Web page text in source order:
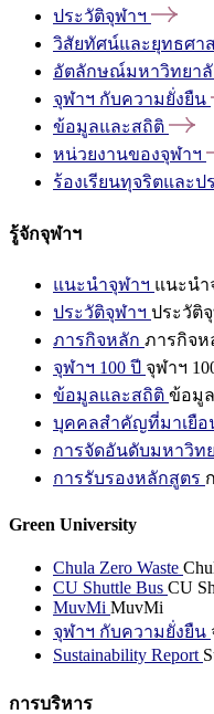
ประวัติจุฬาฯ
วิสัยทัศน์และยุทธศา
อัตลักษณ์มหาวิทยาลั
จุฬาฯ กับความยั่งยืน
ข้อมูลและสถิติ
หน่วยงานของจุฬาฯ
ร้องเรียนทุจริตและ
รู้จักจุฬาฯ
แนะนำจุฬาฯ แนะนำ
ประวัติจุฬาฯ ประวัติ
ภารกิจหลัก ภารกิจห
จุฬาฯ 100 ปี จุฬาฯ
ข้อมูลและสถิติ ข้อมู
บุคคลสำคัญที่มาเยือ
การจัดอันดับมหาวิท
การรับรองหลักสูตร
Green University
Chula Zero Waste
CU Shuttle Bus CU
MuvMi MuvMi
จุฬาฯ กับความยั่งยืน
Sustainability Report
การบริหาร